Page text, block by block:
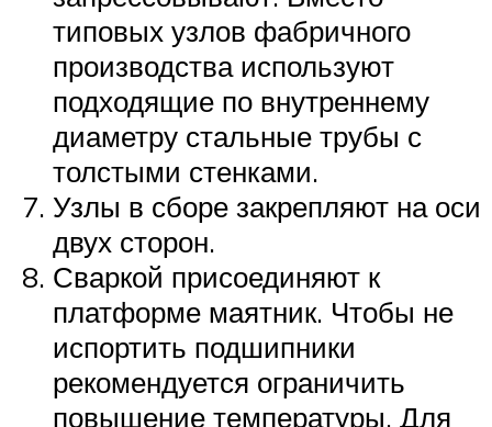
типовых узлов фабричного
производства используют
подходящие по внутреннему
диаметру стальные трубы с
толстыми стенками.
Узлы в сборе закрепляют на оси
двух сторон.
Сваркой присоединяют к
платформе маятник. Чтобы не
испортить подшипники
рекомендуется ограничить
повышение температуры. Для